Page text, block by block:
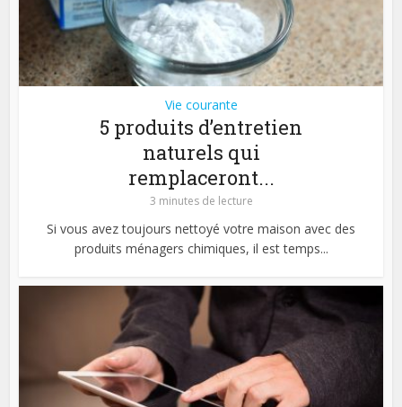
Vie courante
5 produits d’entretien
naturels qui
remplaceront...
3 minutes de lecture
Si vous avez toujours nettoyé votre maison avec des
produits ménagers chimiques, il est temps...